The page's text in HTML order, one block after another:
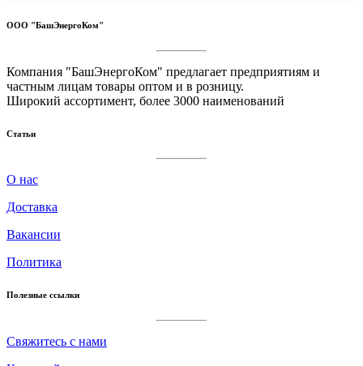
ООО "БашЭнергоКом"
Компания "БашЭнергоКом" предлагает предприятиям и
частным лицам товары оптом и в розницу.
Широкий ассортимент, более 3000 наименований
Статьи
О нас
Доставка
Вакансии
Политика
Полезные ссылки
Cвяжитесь с нами